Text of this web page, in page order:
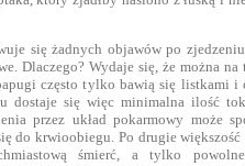
się żadnych objawów po
Dlaczego? Wydaje się, że można
często tylko bawią się listkami i
dostaje się więc minimalna ilość
przez układ pokarmowy może
do krwioobiegu. Po drugie
śmierć, a tylko